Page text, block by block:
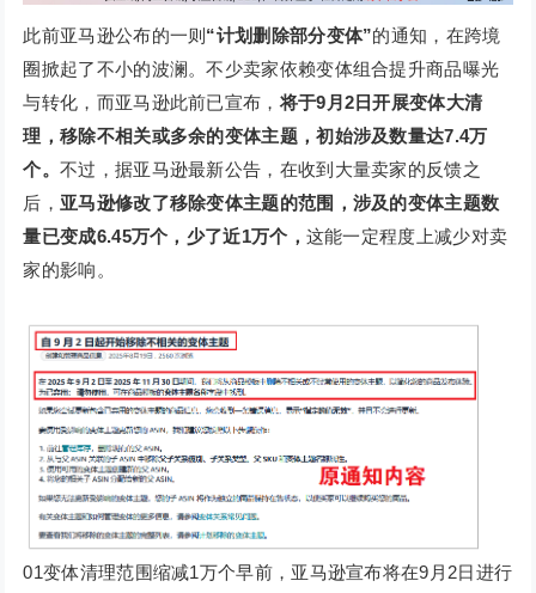
此前亚马逊公布的一则 “计划删除部分变体”的通知，在跨境
圈掀起了不小的波澜。不少卖家依赖变体组合提升商品曝光
与转化，而亚马逊此前已宣布，将于9月2日开展变体大清
理，移除不相关或多余的变体主题，初始涉及数量达7.4万
个。不过，据亚马逊最新公告，在收到大量卖家的反馈之
后， 亚马逊修改了移除变体主题的范围，涉及的变体主题数
量已变成6.45万个，少了近1万个， 这能一定程度上减少对卖
家的影响。
01变体清理范围缩减1万个早前，亚马逊宣布将在9月2日进行